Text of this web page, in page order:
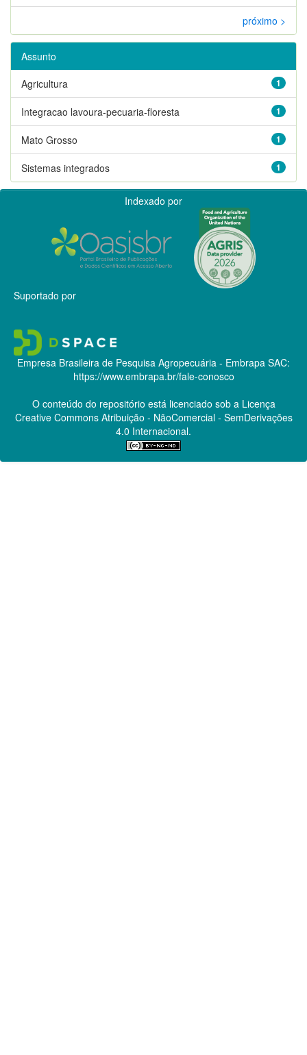
próximo >
Assunto
1
Agricultura
1
Integracao lavoura-pecuaria-floresta
1
Mato Grosso
1
Sistemas integrados
Indexado por
Suportado por
Empresa Brasileira de Pesquisa Agropecuária - Embrapa SAC:
https://www.embrapa.br/fale-conosco
O conteúdo do repositório está licenciado sob a Licença
Creative CommonsAtribuição - NãoComercial - SemDerivações
4.0 Internacional.